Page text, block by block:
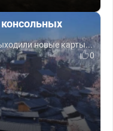
новые карты...
0